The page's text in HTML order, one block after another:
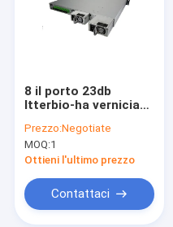
8 il porto 23db
Itterbio-ha verniciato
Prezzo:Negotiate
MOQ:1
Ottieni l'ultimo prezzo
Contattaci